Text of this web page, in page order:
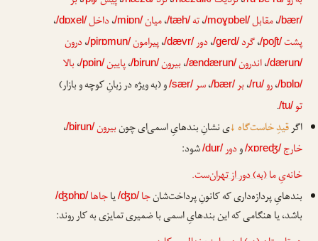
/bær/،مقابل/moɣɒbel/،ته/tæh/،میان/miɒn/،داخل/dɒxel/،
پشت /poʃt/،گرد /gerd/،دور/dævr/،پیرامون/pirɒmun/،درون
/dærun/،اندرون/ændærun/،بیرون/birun/،پایین/pɒin/،بالا
/bɒlɒ/،رو/ru/،بر/bær/،سر/sær/و (به ویژه در زبانِ کوچه و بازار)
تو/tu/
.
اگرقیدِ خاست‌گاه↓ی نشانِ بندهایِ اسمی‌ای چونبیرون/birun/،
خارج /xɒreʤ/ودور/dur/شود:
خانه‌یِ ما(به) دور از تهران‌ست.
بندهایِ پردازه‌داری که کانونِ پرداخت‌شانجا /ʤɒ/یاجاها /ʤɒhɒ/
باشد، یا هنگامی که این بندهایِ اسمی با ضمیری تمایزی به کار روند: